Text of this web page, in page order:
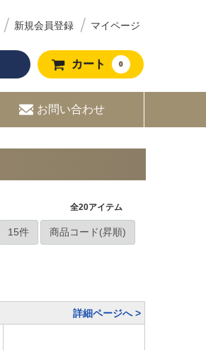
新規会員登録 マイページ
カート 0
お問い合わせ
全20アイテム
詳細ページへ >